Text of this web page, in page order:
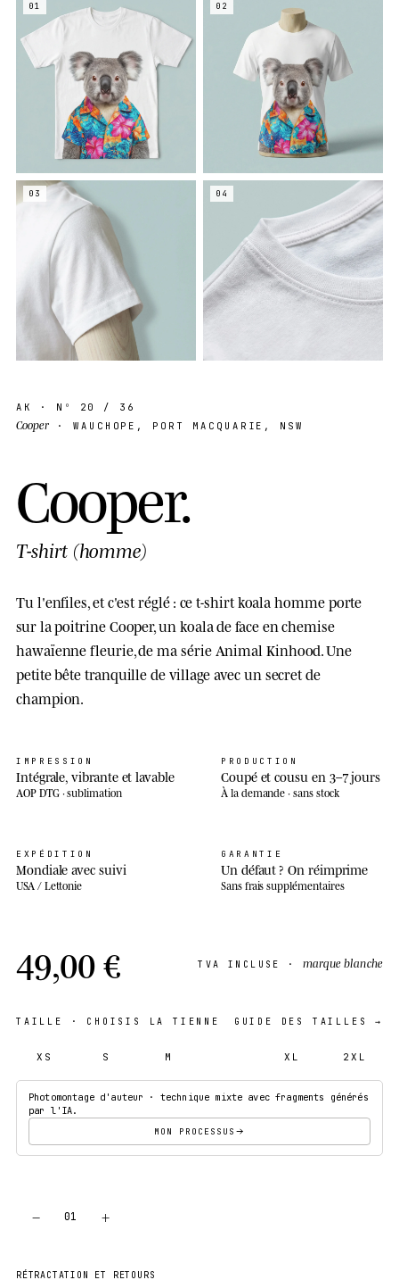
01 02
03 04
AK · Nº 20 / 36
Cooper · WAUCHOPE, PORT MACQUARIE, NSW
Cooper.
T-shirt (homme)
Tu l'enfiles, et c'est réglé : ce t-shirt koala homme porte
sur la poitrine Cooper, un koala de face en chemise
hawaïenne fleurie, de ma série Animal Kinhood. Une
petite bête tranquille de village avec un secret de
champion.
IMPRESSION
Intégrale, vibrante et lavable
AOP DTG · sublimation
PRODUCTION
Coupé et cousu en 3–7 jours
À la demande · sans stock
EXPÉDITION
Mondiale avec suivi
USA / Lettonie
GARANTIE
Un défaut ? On réimprime
Sans frais supplémentaires
49,00 € TVA INCLUSE · marque blanche
TAILLE · CHOISIS LA TIENNE GUIDE DES TAILLES →
XS S M XL 2XL
Photomontage d'auteur · technique mixte avec fragments générés
par l'IA.
MON PROCESSUS
− 01 +
RÉTRACTATION ET RETOURS